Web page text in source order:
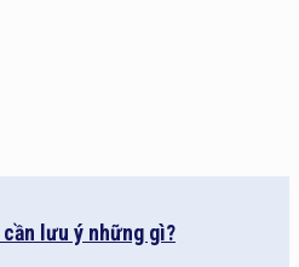
lưu ý những gì?